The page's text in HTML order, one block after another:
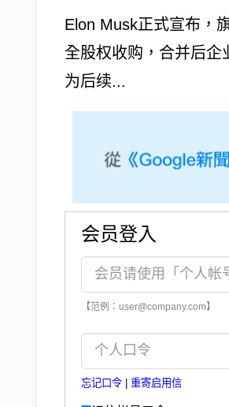
Elon Musk正式宣布，
全股权收购，合并后企
为后续...
会员登入
【范例：user@company.com】
忘记口令 重寄启用信